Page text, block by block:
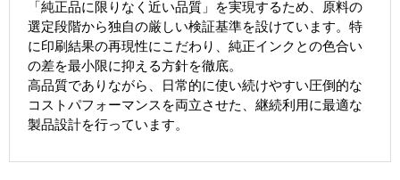
「純正品に限りなく近い品質」を実現するため、原料の
選定段階から独自の厳しい検証基準を設けています。特
に印刷結果の再現性にこだわり、純正インクとの色合い
の差を最小限に抑える方針を徹底。
高品質でありながら、日常的に使い続けやすい圧倒的な
コストパフォーマンスを両立させた、継続利用に最適な
製品設計を行っています。